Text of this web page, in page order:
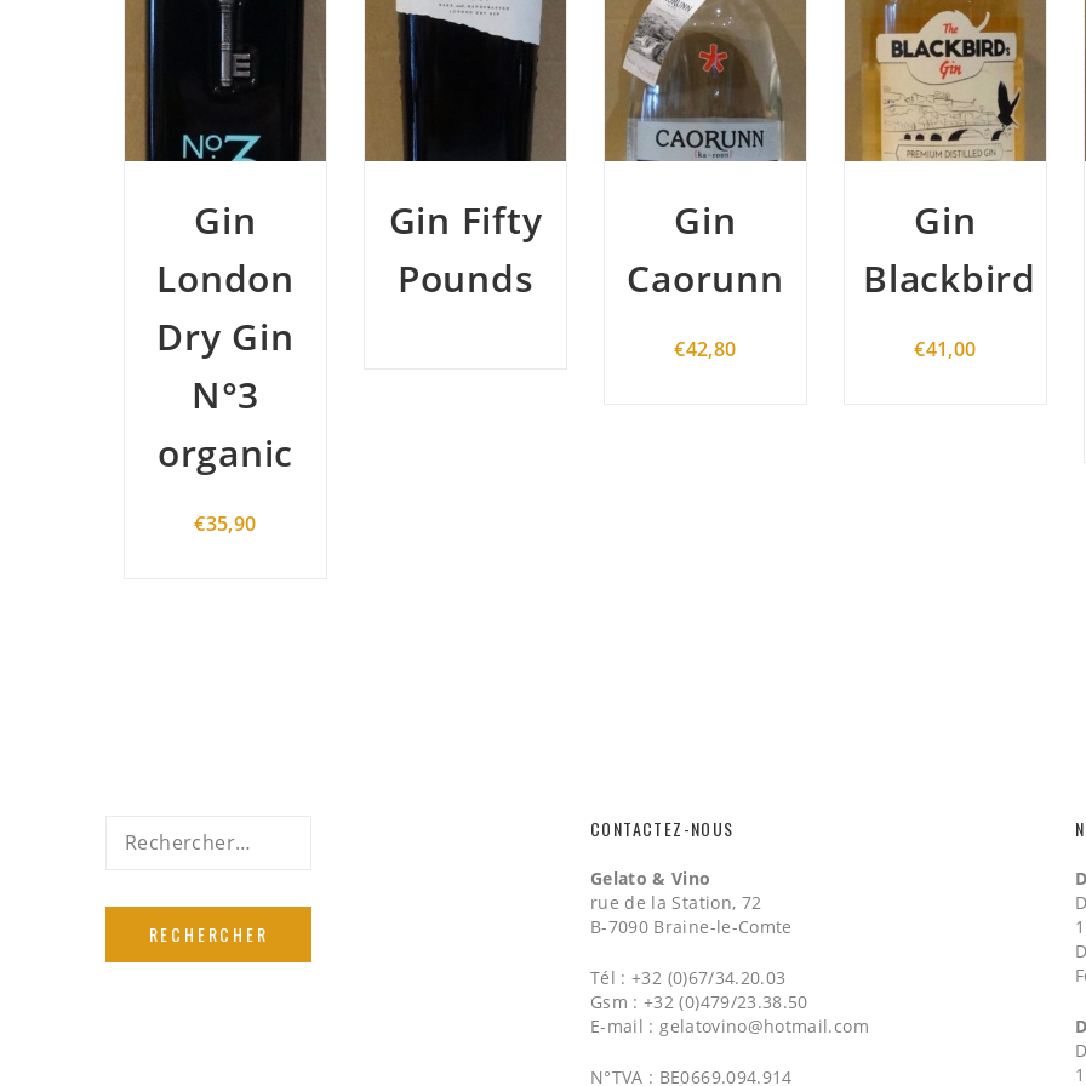
Gin Fifty
Pounds
Gin
Caorunn
Gin
Blackbird
€41,00
Gin Buss
509
Master
Rechercher : CONTACTEZ-NOUS
Gelato & Vino
rue de la Station, 72
B-7090 Braine-le-Comte
Tél : +32 (0)67/34.20.03
Gsm : +32 (0)479/23.38.50
E-mail :gelatovino@hotmail.com
N°TVA : BE0669.094.914